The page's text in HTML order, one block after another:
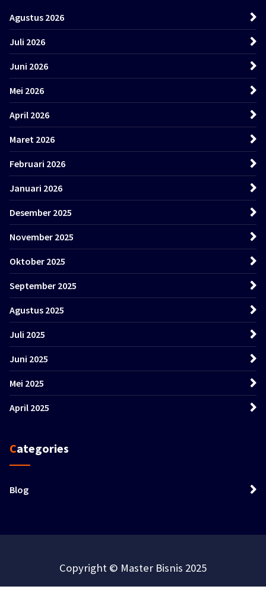
Agustus 2026
Juli 2026
Juni 2026
Mei 2026
April 2026
Maret 2026
Februari 2026
Januari 2026
Desember 2025
November 2025
Oktober 2025
September 2025
Agustus 2025
Juli 2025
Juni 2025
Mei 2025
April 2025
Categories
Blog
Copyright © Master Bisnis 2025